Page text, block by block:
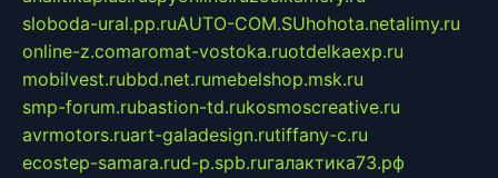
sloboda-ural.pp.ruAUTO-COM.SUhohota.netalimy.ru
online-z.comaromat-vostoka.ruotdelkaexp.ru
mobilvest.rubbd.net.rumebelshop.msk.ru
smp-forum.rubastion-td.rukosmoscreative.ru
avrmotors.ruart-galadesign.rutiffany-c.ru
ecostep-samara.rud-p.spb.ruгалактика73.рф